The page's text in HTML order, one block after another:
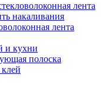
лента
накаливания
лента
и кухни
полоска